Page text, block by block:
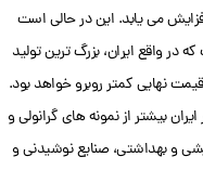
می یابد. این در حالی است
در واقع ایران، بزرگ ترین تولید
نهایی کمتر روبرو خواهد بود.
بیشتر از نمونه های گرانولی و
و بهداشتی، صنایع نوشیدنی و